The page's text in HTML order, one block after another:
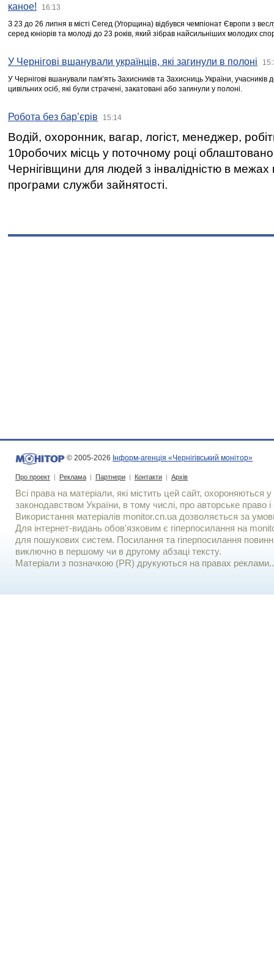
каное!
16:13
З 23 до 26 липня в місті Сегед (Угорщина) відбувся чемпіонат Європи з
серед юніорів та молоді до 23 років, який зібрав найсильніших молодих
У Чернігові вшанували українців, які загинули в полоні
У Чернігові вшанували пам’ять Захисників та Захисниць України,
цивільних осіб, які були страчені, закатовані або загинули у полоні.
Робота без бар’єрів 15:14
Водій, охоронник, вагар, логіст, менеджер,
10робочих місць у поточному році
Чернігівщини для людей з інвалідністю в межах
програми служби зайнятості.
© 2005-2026 Інформ-агенція «Чернігівський монітор»
Про проект | Реклама | Партнери | Контакти | Архів
Всі права на матеріали, які містить цей сайт, охороняються у
законодавством України, в тому числі, про авторське право і
Використання матерiалiв monitor.cn.ua дозволяється за
Для iнтернет-видань обов'язковим є гiперпосилання на
для пошукових систем. Посилання та гіперпосилання
виключно в першому чи в другому абзаці тексту.
Матеріали з позначкою (PR) друкуються на правах реклами..